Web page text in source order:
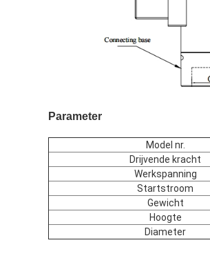
Parameter
Model nr.
Drijvende kracht
Werkspanning
Startstroom
Gewicht
Hoogte
Diameter